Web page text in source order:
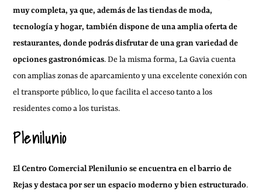
muy completa, ya que, además de las tiendas de moda,
tecnología y hogar, también dispone de una amplia oferta de
restaurantes, donde podrás disfrutar de una gran variedad de
opciones gastronómicas. De la misma forma, La Gavia cuenta
con amplias zonas de aparcamiento y una excelente conexión con
el transporte público, lo que facilita el acceso tanto a los
residentes como a los turistas.
Plenilunio
El Centro Comercial Plenilunio se encuentra en el barrio de
Rejas y destaca por ser un espacio moderno y bien estructurado.